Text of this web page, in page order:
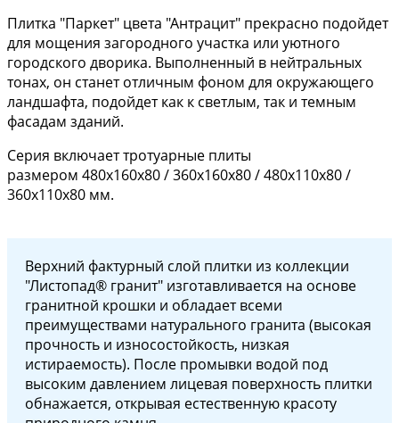
Плитка "Паркет" цвета "Антрацит" прекрасно подойдет
для мощения загородного участка или уютного
городского дворика. Выполненный в нейтральных
тонах, он станет отличным фоном для окружающего
ландшафта, подойдет как к светлым, так и темным
фасадам зданий.
Серия включает тротуарные плиты
размером 480х160х80 / 360х160х80 / 480х110х80 /
360х110х80 мм.
Верхний фактурный слой плитки из коллекции
"Листопад® гранит" изготавливается на основе
гранитной крошки и обладает всеми
преимуществами натурального гранита (высокая
прочность и износостойкость, низкая
истираемость). После промывки водой под
высоким давлением лицевая поверхность плитки
обнажается, открывая естественную красоту